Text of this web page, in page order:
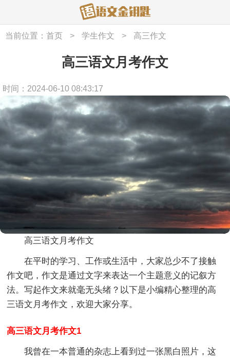
当前位置： 首页 > 学生作文 > 高三作文
高三语文月考作文
时间：2024-06-10 08:43:17
高三语文月考作文
在平时的学习、工作或生活中，大家总少不了接触
作文吧，作文是通过文字来表达一个主题意义的记叙方
法。写起作文来就毫无头绪？以下是小编精心整理的高
三语文月考作文，欢迎大家分享。
高三语文月考作文1
我曾在一本普通的杂志上看到过一张黑白照片，这